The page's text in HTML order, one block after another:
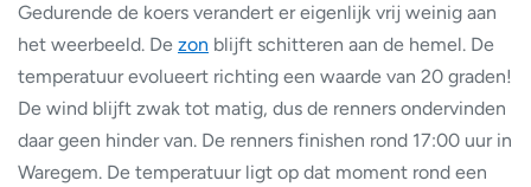
Gedurende de koers verandert er eigenlijk vrij weinig aan
het weerbeeld. De zon blijft schitteren aan de hemel. De
temperatuur evolueert richting een waarde van 20 graden!
De wind blijft zwak tot matig, dus de renners ondervinden
daar geen hinder van. De renners finishen rond 17:00 uur in
Waregem. De temperatuur ligt op dat moment rond een